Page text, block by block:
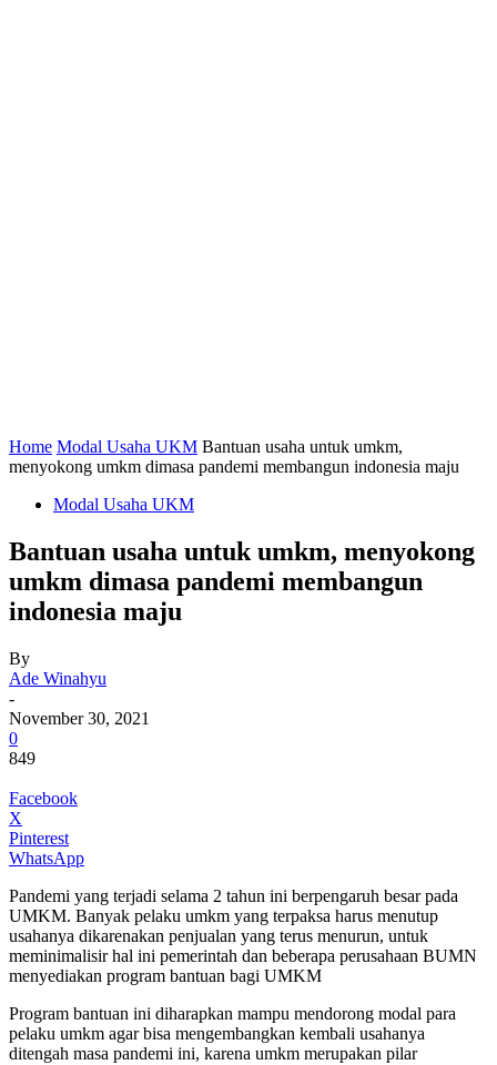
Home Modal Usaha UKM Bantuan usaha untuk umkm,
menyokong umkm dimasa pandemi membangun indonesia maju
Modal Usaha UKM
Bantuan usaha untuk umkm, menyokong
umkm dimasa pandemi membangun
indonesia maju
By
Ade Winahyu
-
November 30, 2021
0
849
Facebook
X
Pinterest
WhatsApp
Pandemi yang terjadi selama 2 tahun ini berpengaruh besar pada
UMKM. Banyak pelaku umkm yang terpaksa harus menutup
usahanya dikarenakan penjualan yang terus menurun, untuk
meminimalisir hal ini pemerintah dan beberapa perusahaan BUMN
menyediakan program bantuan bagi UMKM
Program bantuan ini diharapkan mampu mendorong modal para
pelaku umkm agar bisa mengembangkan kembali usahanya
ditengah masa pandemi ini, karena umkm merupakan pilar